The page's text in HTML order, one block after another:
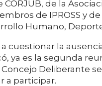
de la
de IPROSS y
Humano,
cuestionar la
ya es la segunda
Deliberante
a participar.